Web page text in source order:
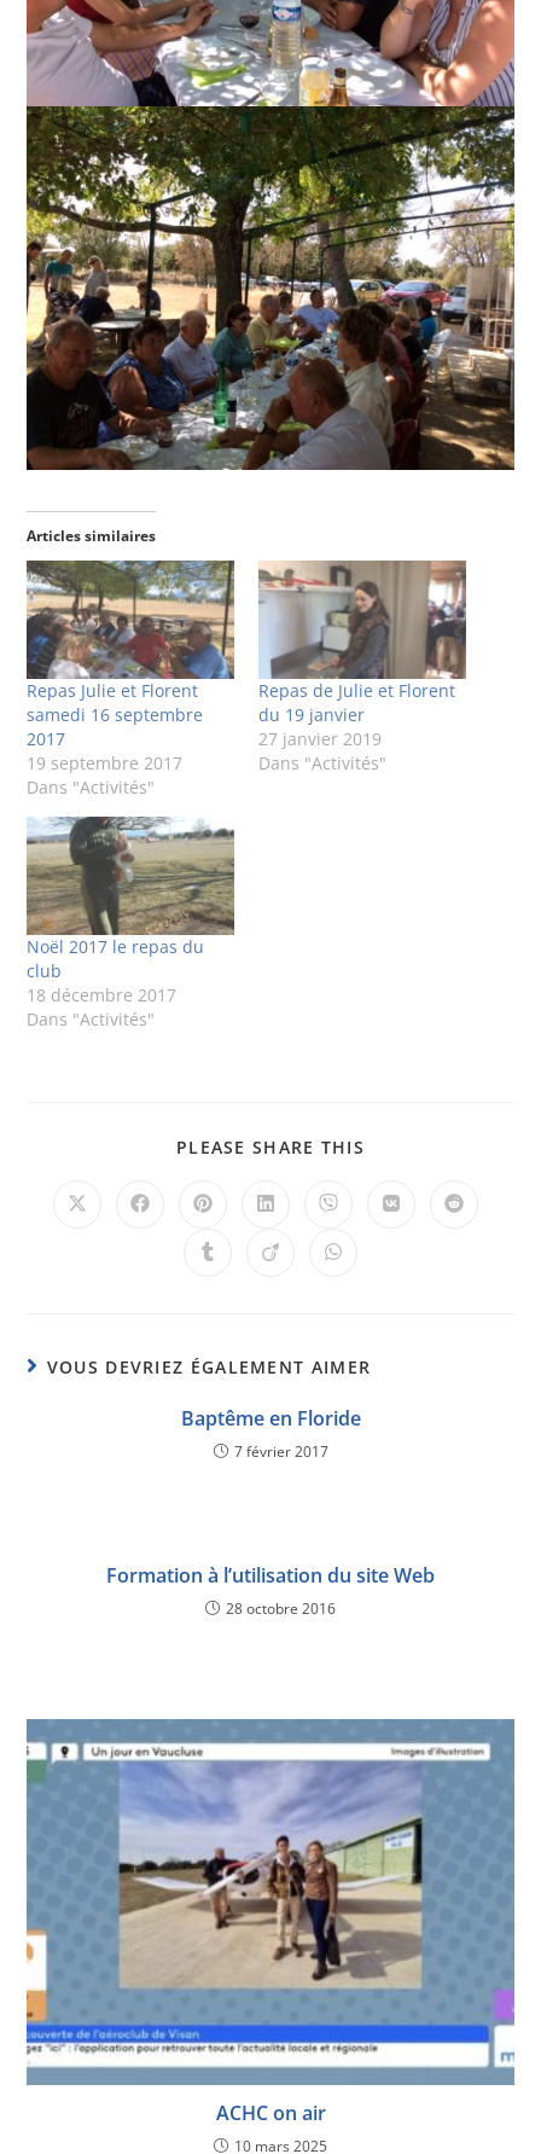
Articles similaires
Repas Julie et Florent
samedi 16 septembre
2017
19 septembre 2017
Dans "Activités"
Repas de Julie et Florent
du 19 janvier
27 janvier 2019
Dans "Activités"
Noël 2017 le repas du
club
18 décembre 2017
Dans "Activités"
PLEASE SHARE THIS
VOUS DEVRIEZ ÉGALEMENT AIMER
Baptême en Floride
7 février 2017
Formation à l’utilisation du site Web
28 octobre 2016
ACHC on air
10 mars 2025